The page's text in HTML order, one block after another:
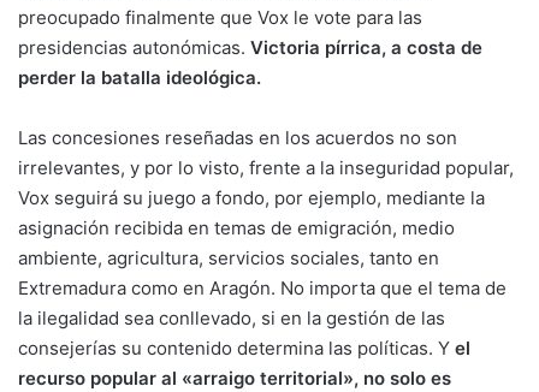
preocupado finalmente que Vox le vote para las
presidencias autonómicas. Victoria pírrica, a costa de
perder la batalla ideológica.
Las concesiones reseñadas en los acuerdos no son
irrelevantes, y por lo visto, frente a la inseguridad popular,
Vox seguirá su juego a fondo, por ejemplo, mediante la
asignación recibida en temas de emigración, medio
ambiente, agricultura, servicios sociales, tanto en
Extremadura como en Aragón. No importa que el tema de
la ilegalidad sea conllevado, si en la gestión de las
consejerías su contenido determina las políticas. Y el
recurso popular al «arraigo territorial», no solo es